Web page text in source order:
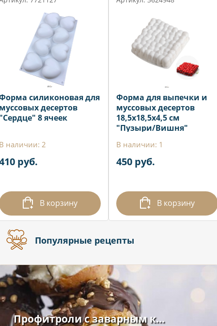
силиконовая для
десертов
8 ячеек
наличии: 2
руб.
В корзину
Форма для выпечки и
муссовых десертов
18,5х18,5х4,5 см
"Пузыри/Вишня"
В наличии: 1
450 руб.
В корзину
Популярные рецепты
Профитроли с заварным к...